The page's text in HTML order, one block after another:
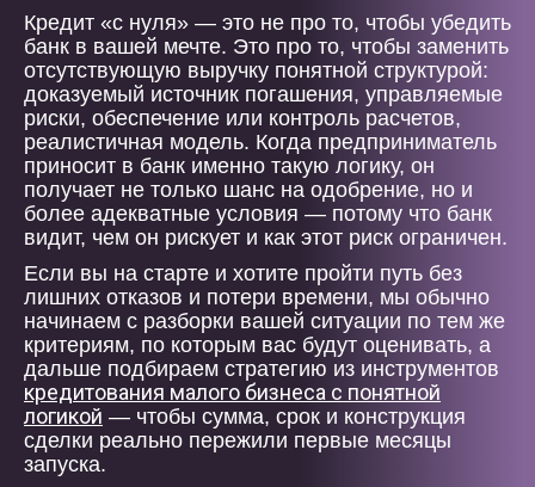
Кредит «с нуля» — это не про то, чтобы убедить
банк в вашей мечте. Это про то, чтобы заменить
отсутствующую выручку понятной структурой:
доказуемый источник погашения, управляемые
риски, обеспечение или контроль расчетов,
реалистичная модель. Когда предприниматель
приносит в банк именно такую логику, он
получает не только шанс на одобрение, но и
более адекватные условия — потому что банк
видит, чем он рискует и как этот риск ограничен.
Если вы на старте и хотите пройти путь без
лишних отказов и потери времени, мы обычно
начинаем с разборки вашей ситуации по тем же
критериям, по которым вас будут оценивать, а
дальше подбираем стратегию из инструментов
кредитования малого бизнеса с понятной
логикой — чтобы сумма, срок и конструкция
сделки реально пережили первые месяцы
запуска.